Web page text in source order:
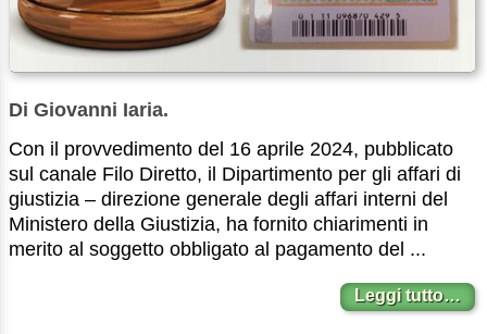
Di Giovanni Iaria.
Con il provvedimento del 16 aprile 2024, pubblicato
sul canale Filo Diretto, il Dipartimento per gli affari di
giustizia – direzione generale degli affari interni del
Ministero della Giustizia, ha fornito chiarimenti in
merito al soggetto obbligato al pagamento del ...
Leggi tutto…